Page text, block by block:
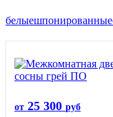
белыешпонированные
от 25 300 руб